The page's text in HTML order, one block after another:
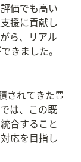
価でも高い
援に貢献し
ら、リアル
きました。
されてきた豊
は、この既
合すること
応を目指し